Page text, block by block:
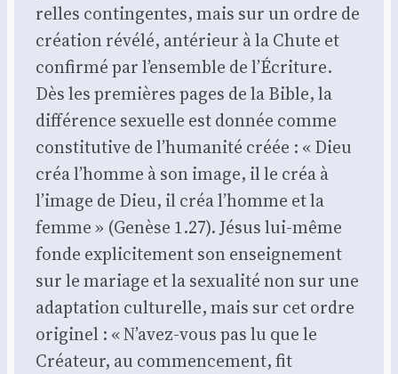
relles contin­gentes, mais sur un ordre de
créa­tion révé­lé, anté­rieur à la Chute et
confir­mé par l’ensemble de l’Écriture.
Dès les pre­mières pages de la Bible, la
dif­fé­rence sexuelle est don­née comme
consti­tu­tive de l’humanité créée : « Dieu
créa l’homme à son image, il le créa à
l’image de Dieu, il créa l’homme et la
femme » (Genèse 1.27). Jésus lui-même
fonde expli­ci­te­ment son ensei­gne­ment
sur le mariage et la sexua­li­té non sur une
adap­ta­tion cultu­relle, mais sur cet ordre
ori­gi­nel : « N’avez-vous pas lu que le
Créa­teur, au com­men­ce­ment, fit